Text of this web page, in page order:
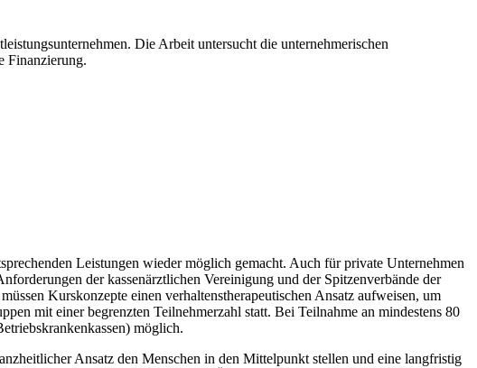
Die Arbeit untersucht die unternehmerischen
Finanzierung.
Leistungen wieder möglich gemacht. Auch für private Unternehmen
der kassenärztlichen Vereinigung und der Spitzenverbände der
Kurskonzepte einen verhaltenstherapeutischen Ansatz aufweisen, um
mit einer begrenzten Teilnehmerzahl statt. Bei Teilnahme an mindestens 80
möglich.
Ansatz den Menschen in den Mittelpunkt stellen und eine langfristig